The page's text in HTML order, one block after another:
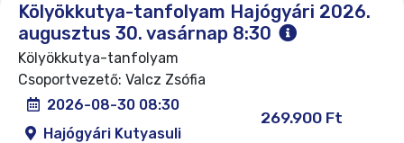
Kölyökkutya-tanfolyam Hajógyári 2026.
augusztus 30. vasárnap 8:30
Kölyökkutya-tanfolyam
Csoportvezető: Valcz Zsófia
2026-08-30 08:30
Hajógyári Kutyasuli
269.900 Ft